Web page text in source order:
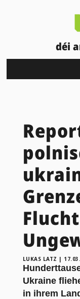
déi
LUKAS LATZ |
Ukraine
in ihrem